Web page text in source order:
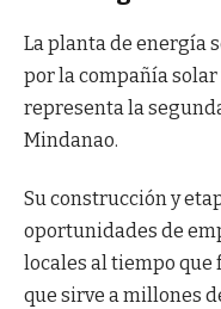
La planta de energía
por la compañía
representa la
Mindanao.
Su construcción y
oportunidades de
locales al tiempo que
que sirve a millones